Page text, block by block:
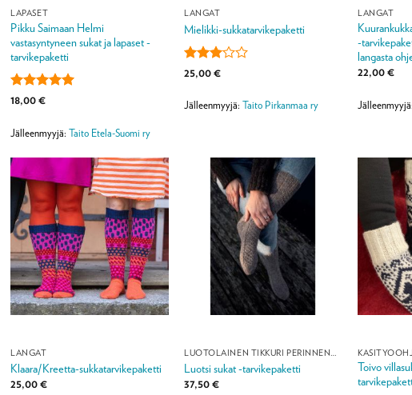
LAPASET
Pikku Saimaan Helmi
vastasyntyneen sukat ja lapaset -
tarvikepaketti
Arvostelu
18,00€
Jälleenmyyjä:Taito Etela-Suomi ry
LANGAT
Mielikki-sukkatarvikepaketti
Arvostelu
25,00€
Jälleenmyyjä:Taito Pirkanmaa ry
LANGAT
-
langasta
22,00€
LANGAT
Klaara/Kreetta-sukkatarvikepaketti
25,00€
Luotsi sukat -tarvikepaketti
37,50€
Toivo